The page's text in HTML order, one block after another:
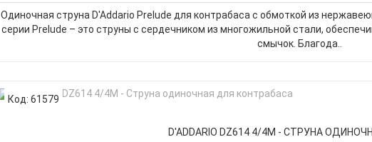
Одиночная струна D'Addario Prelude для контрабаса с обмоткой из
серии Prelude – это струны с сердечником из многожильной стали,
смычок. Благода..
Код: 61579
D'ADDARIO DZ614 4/4M - СТРУНА